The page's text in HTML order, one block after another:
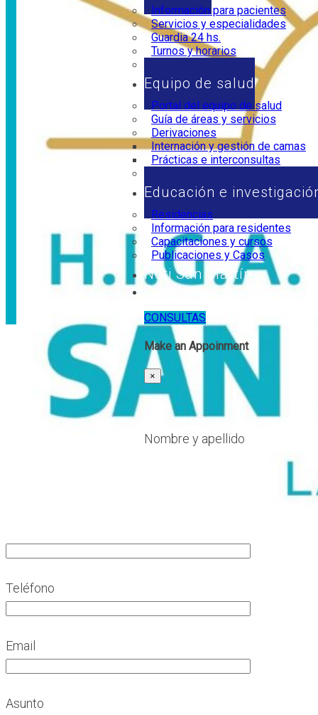
Información para pacientes
Servicios y especialidades
Guardia 24 hs.
Turnos y horarios
Equipo de salud
Portal del equipo de salud
Guía de áreas y servicios
Derivaciones
Internación y gestión de camas
Prácticas e interconsultas
Educación e
Residencias
Información para residentes
Capacitaciones y cursos
Publicaciones y Casos
Noti San Martín
Contacto
CONSULTAS
Make an Appoinment
×
Nombre y apellido
Teléfono
Email
Asunto